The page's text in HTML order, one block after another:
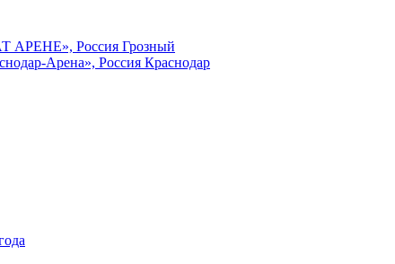
АРЕНЕ», Россия Грозный
Арена», Россия Краснодар